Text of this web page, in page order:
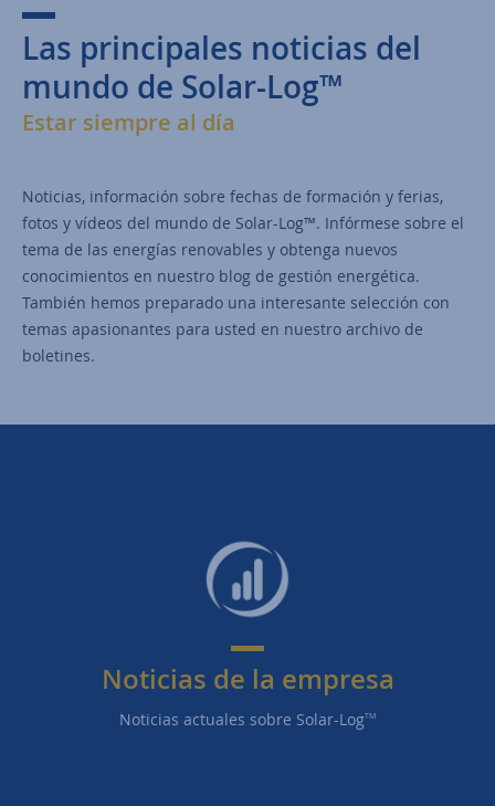
Las principales noticias del
mundo de Solar-Log™
Estar siempre al día
Noticias, información sobre fechas de formación y ferias,
fotos y vídeos del mundo de Solar-Log™. Infórmese sobre el
tema de las energías renovables y obtenga nuevos
conocimientos en nuestro blog de gestión energética.
También hemos preparado una interesante selección con
temas apasionantes para usted en nuestro archivo de
boletines.
Noticias de la empresa
Noticias actuales sobre Solar-LogTM